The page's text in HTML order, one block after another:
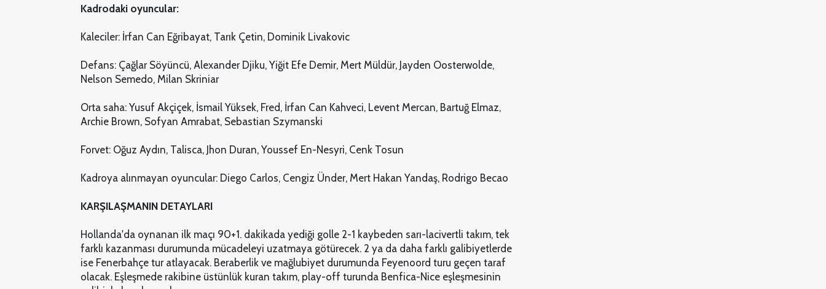
Kadrodaki oyuncular:
Kaleciler: İrfan Can Eğribayat, Tarık Çetin, Dominik Livakovic
Defans: Çağlar Söyüncü, Alexander Djiku, Yiğit Efe Demir, Mert Müldür, Jayden Oosterwolde,
Nelson Semedo, Milan Skriniar
Orta saha: Yusuf Akçiçek, İsmail Yüksek, Fred, İrfan Can Kahveci, Levent Mercan, Bartuğ Elmaz,
Archie Brown, Sofyan Amrabat, Sebastian Szymanski
Forvet: Oğuz Aydın, Talisca, Jhon Duran, Youssef En-Nesyri, Cenk Tosun
Kadroya alınmayan oyuncular: Diego Carlos, Cengiz Ünder, Mert Hakan Yandaş, Rodrigo Becao
KARŞILAŞMANIN DETAYLARI
Hollanda'da oynanan ilk maçı 90+1. dakikada yediği golle 2-1 kaybeden sarı-lacivertli takım, tek
farklı kazanması durumunda mücadeleyi uzatmaya götürecek. 2 ya da daha farklı galibiyetlerde
ise Fenerbahçe tur atlayacak. Beraberlik ve mağlubiyet durumunda Feyenoord turu geçen taraf
olacak. Eşleşmede rakibine üstünlük kuran takım, play-off turunda Benfica-Nice eşleşmesinin